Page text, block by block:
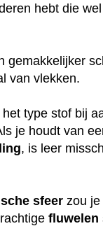
hebt die
gemakkelijker
van vlekken.
type stof bij
je houdt van
, is leer
sfeer zou je
fluwelen